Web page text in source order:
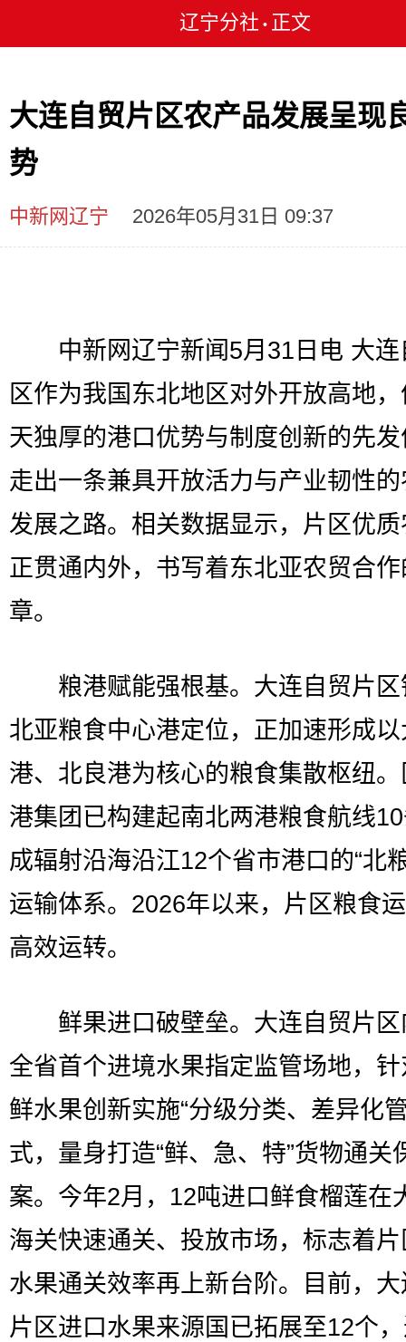
辽宁分社 • 正文
大连自贸片区农产品发展呈现
势
中新网辽宁 2026年05月31日 09:37
中新网辽宁新闻5月31日电 大连
区作为我国东北地区对外开放高地
天独厚的港口优势与制度创新的先
走出一条兼具开放活力与产业韧性
发展之路。相关数据显示，片区优
正贯通内外，书写着东北亚农贸合
章。
粮港赋能强根基。大连自贸片区
北亚粮食中心港定位，正加速形成
港、北良港为核心的粮食集散枢纽
港集团已构建起南北两港粮食航线
成辐射沿海沿江12个省市港口的“北
运输体系。2026年以来，片区粮食
高效运转。
鲜果进口破壁垒。大连自贸片区
全省首个进境水果指定监管场地，
鲜水果创新实施“分级分类、差异化
式，量身打造“鲜、急、特”货物通关
案。今年2月，12吨进口鲜食榴莲在
海关快速通关、投放市场，标志着
水果通关效率再上新台阶。目前，
片区进口水果来源国已拓展至12个